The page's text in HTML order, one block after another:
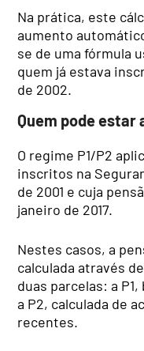
Na prática, este
aumento
se de uma fórmula
quem já estava
de 2002.
Quem pode estar
O regime P1/P2
inscritos na
de 2001 e cuja
janeiro de 2017.
Nestes casos, a
calculada através
duas parcelas: a
a P2, calculada de
recentes.